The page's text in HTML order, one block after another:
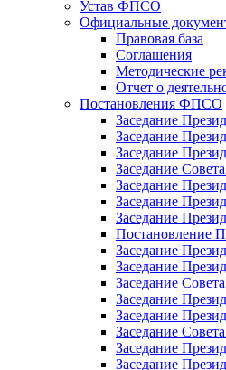
Устав ФПСО
Официальные
Правовая база
Соглашения
Методические
Отчет о
Постановления ФПСО
Заседание
Заседание
Заседание
Заседание
Заседание
Заседание
Заседание
Постановление
Заседание
Заседание
Заседание
Заседание
Заседание
Заседание
Заседание
Заседание